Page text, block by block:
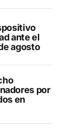
ante el
agosto
por
en